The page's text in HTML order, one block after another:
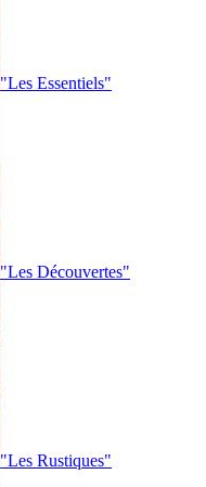
"Les Essentiels"
"Les Découvertes"
"Les Rustiques"